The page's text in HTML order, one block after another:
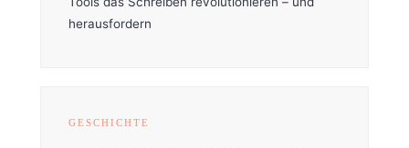
herausfordern
GESCHICHTE